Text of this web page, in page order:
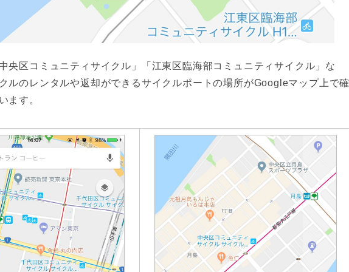
央区コミュニティサイクル」「江東区臨海部コミュニティサイクル」な
ルのレンタルや返却ができるサイクルポートの場所がGoogleマップ上で確
ます。